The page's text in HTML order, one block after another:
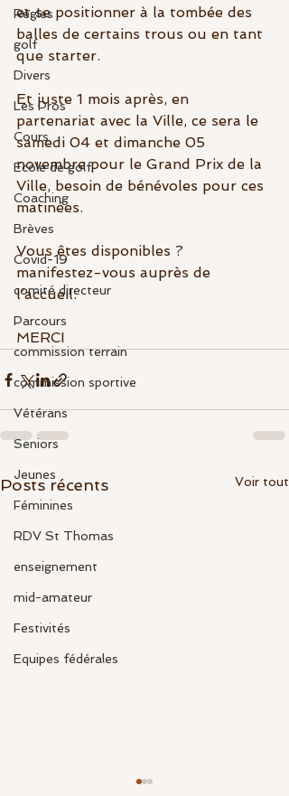
Règles
golf
Divers
Les Pros
Cours
Ecole de golf
Coaching
Brèves
Covid-19
comité directeur
Parcours
commission terrain
commission sportive
Vétérans
Seniors
Jeunes
Féminines
RDV St Thomas
enseignement
mid-amateur
Festivités
Equipes fédérales
et se positionner à la tombée des
balles de certains trous ou en tant
que starter.
Et juste 1 mois après, en
partenariat avec la Ville, ce sera le
samedi 04 et dimanche 05
novembre pour le Grand Prix de la
Ville, besoin de bénévoles pour ces
matinées.
Vous êtes disponibles ?
manifestez-vous auprès de
l’accueil.
MERCI
Posts récents Voir tout